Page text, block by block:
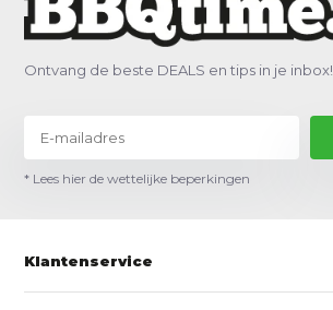
Ontvang de beste DEALS en tips in je inbox!
* Lees hier de wettelijke beperkingen
Klantenservice